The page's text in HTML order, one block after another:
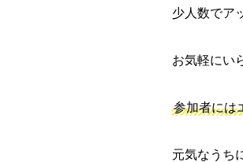
少人数でア
お気軽にい
参加者には
元気なうち